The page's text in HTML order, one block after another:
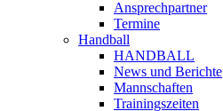
Ansprechpartner
Termine
Handball
HANDBALL
News und Berichte
Mannschaften
Trainingszeiten